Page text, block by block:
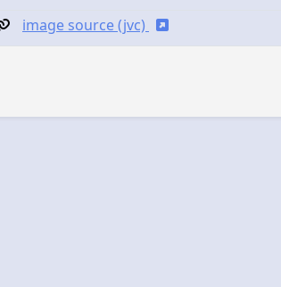
image source (jvc)